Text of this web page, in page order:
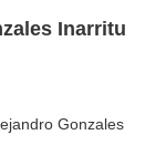
Inarritu